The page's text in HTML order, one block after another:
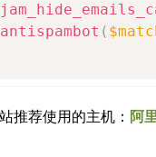
antispambot (
推荐使用的主机： 阿